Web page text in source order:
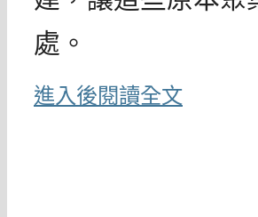
處。
進入後閱讀全文